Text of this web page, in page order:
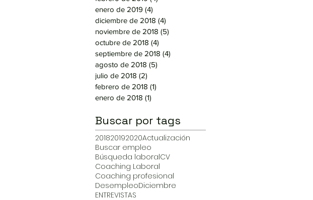
enero de 2019 (4)
diciembre de 2018 (4)
noviembre de 2018 (5)
octubre de 2018 (4)
septiembre de 2018 (4)
agosto de 2018 (5)
julio de 2018 (2)
febrero de 2018 (1)
enero de 2018 (1)
Buscar por tags
201820192020Actualización
Buscar empleo
Búsqueda laboralCV
Coaching Laboral
Coaching profesional
DesempleoDiciembre
ENTREVISTAS